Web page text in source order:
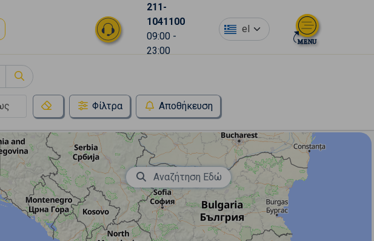
211-
1041100
09:00 -
23:00
el
Φίλτρα Αποθήκευση
Αναζήτηση Εδώ